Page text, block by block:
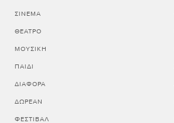
ΣΙΝΕΜΆ
ΘΈΑΤΡΟ
ΜΟΥΣΙΚΉ
ΠΑΙΔΊ
ΔΙΆΦΟΡΑ
ΔΩΡΕΆΝ
ΦΕΣΤΙΒΆΛ